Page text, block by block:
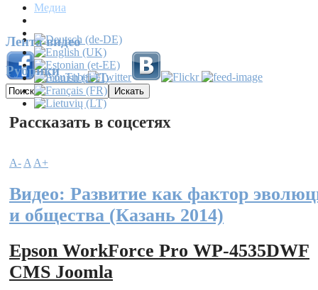
Медиа
Пресса
Лента видео
Рубрики
Рассказать в соцсетях
A- A A+
Видео: Развитие как фактор
и общества (Казань 2014)
Epson WorkForce Pro WP-4535DWF
CMS Joomla